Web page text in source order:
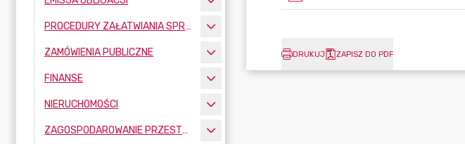
PROCEDURY ZAŁATWIANIA SPRAW
ZAMÓWIENIA PUBLICZNE
FINANSE
NIERUCHOMOŚCI
ZAGOSPODAROWANIE PRZESTRZENNE
DRUKUJ ZAPISZ DO PDF